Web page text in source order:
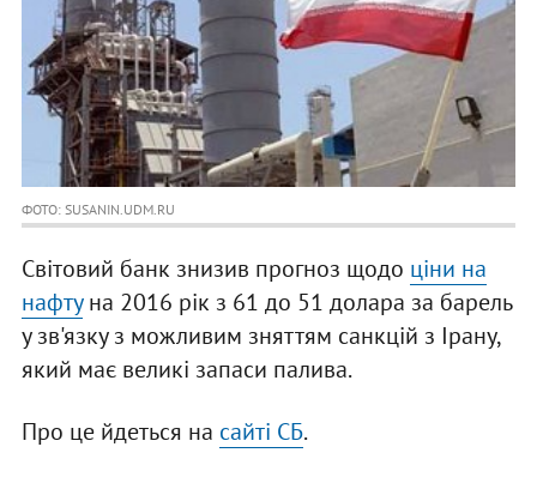
ФОТО: SUSANIN.UDM.RU
Світовий банк знизив прогноз щодо ціни на
нафтуна 2016 рік з 61 до 51 долара за барель
у зв'язку з можливим зняттям санкцій з Ірану,
який має великі запаси палива.
Про це йдеться на сайті СБ.